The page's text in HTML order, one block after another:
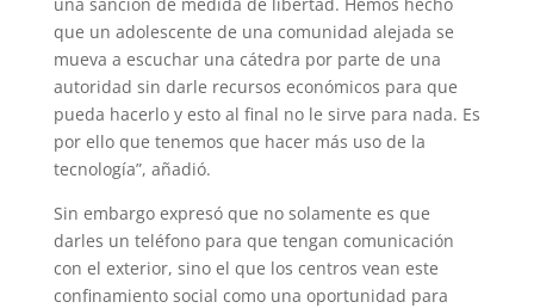
que un adolescente de una comunidad alejada se
mueva a escuchar una cátedra por parte de una
autoridad sin darle recursos económicos para que
pueda hacerlo y esto al final no le sirve para nada. Es
por ello que tenemos que hacer más uso de la
tecnología”, añadió.
Sin embargo expresó que no solamente es que
darles un teléfono para que tengan comunicación
con el exterior, sino el que los centros vean este
confinamiento social como una oportunidad para